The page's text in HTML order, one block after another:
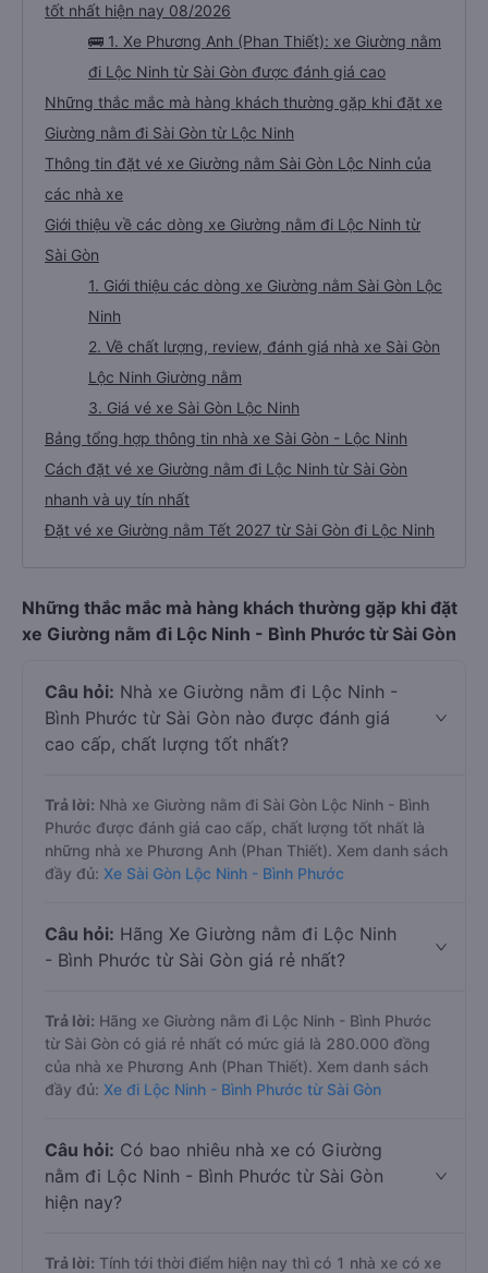
tốt nhất hiện nay 08/2026
🚌 1. Xe Phương Anh (Phan Thiết): xe Giường nằm
đi Lộc Ninh từ Sài Gòn được đánh giá cao
Những thắc mắc mà hàng khách thường gặp khi đặt xe
Giường nằm đi Sài Gòn từ Lộc Ninh
Thông tin đặt vé xe Giường nằm Sài Gòn Lộc Ninh của
các nhà xe
Giới thiệu về các dòng xe Giường nằm đi Lộc Ninh từ
Sài Gòn
1. Giới thiệu các dòng xe Giường nằm Sài Gòn Lộc
Ninh
2. Về chất lượng, review, đánh giá nhà xe Sài Gòn
Lộc Ninh Giường nằm
3. Giá vé xe Sài Gòn Lộc Ninh
Bảng tổng hợp thông tin nhà xe Sài Gòn - Lộc Ninh
Cách đặt vé xe Giường nằm đi Lộc Ninh từ Sài Gòn
nhanh và uy tín nhất
Đặt vé xe Giường nằm Tết 2027 từ Sài Gòn đi Lộc Ninh
Những thắc mắc mà hàng khách thường gặp khi đặt
xe Giường nằm đi Lộc Ninh - Bình Phước từ Sài Gòn
Câu hỏi: Nhà xe Giường nằm đi Lộc Ninh -
Bình Phước từ Sài Gòn nào được đánh giá
cao cấp, chất lượng tốt nhất?
Trả lời: Nhà xe Giường nằm đi Sài Gòn Lộc Ninh - Bình
Phước được đánh giá cao cấp, chất lượng tốt nhất là
những nhà xe Phương Anh (Phan Thiết). Xem danh sách
đầy đủ: Xe Sài Gòn Lộc Ninh - Bình Phước
Câu hỏi: Hãng Xe Giường nằm đi Lộc Ninh
- Bình Phước từ Sài Gòn giá rẻ nhất?
Trả lời: Hãng xe Giường nằm đi Lộc Ninh - Bình Phước
từ Sài Gòn có giá rẻ nhất có mức giá là 280.000 đồng
của nhà xe Phương Anh (Phan Thiết). Xem danh sách
đầy đủ: Xe đi Lộc Ninh - Bình Phước từ Sài Gòn
Câu hỏi: Có bao nhiêu nhà xe có Giường
nằm đi Lộc Ninh - Bình Phước từ Sài Gòn
hiện nay?
Trả lời: Tính tới thời điểm hiện nay thì có 1 nhà xe có xe